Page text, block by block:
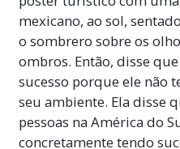
mexicano, ao sol,
o sombrero sobre os
ombros. Então, disse
sucesso porque ele não
seu ambiente. Ela disse
pessoas na América do
concretamente tendo